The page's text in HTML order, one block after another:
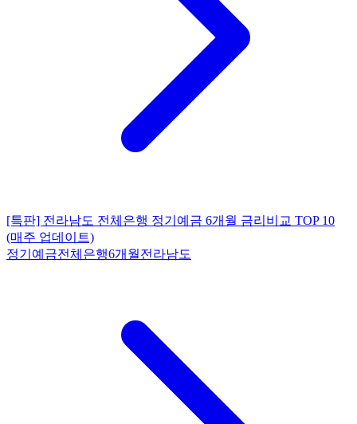
[특판] 전라남도 전체은행 정기예금 6개월 금리비교 TOP 10
(매주 업데이트)
정기예금전체은행6개월전라남도